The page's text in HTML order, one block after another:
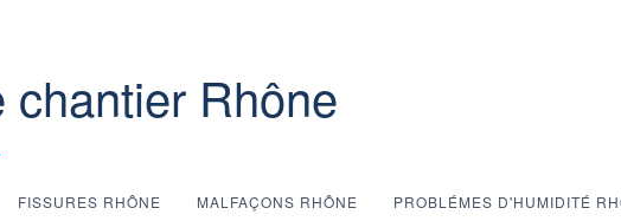
chantier Rhône
FISSURES RHÔNE MALFAÇONS RHÔNE PROBLÉMES D'HUMIDITÉ